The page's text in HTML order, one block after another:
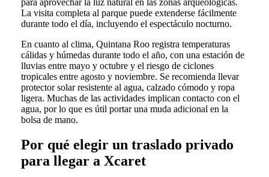
La visita completa al parque puede extenderse fácilmente
durante todo el día, incluyendo el espectáculo nocturno.
En cuanto al clima, Quintana Roo registra temperaturas
cálidas y húmedas durante todo el año, con una estación de
lluvias entre mayo y octubre y el riesgo de ciclones
tropicales entre agosto y noviembre. Se recomienda llevar
protector solar resistente al agua, calzado cómodo y ropa
ligera. Muchas de las actividades implican contacto con el
agua, por lo que es útil portar una muda adicional en la
bolsa de mano.
Por qué elegir un traslado privado
para llegar a Xcaret